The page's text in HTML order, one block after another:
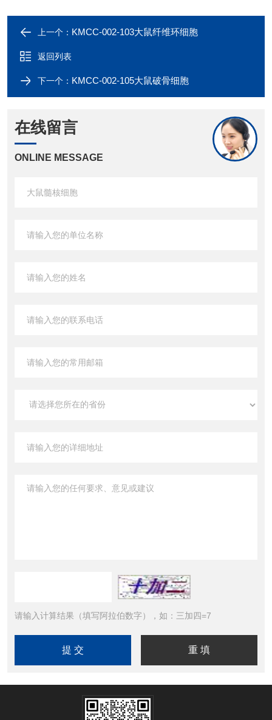
上一个： KMCC-002-103大鼠纤维环细胞
返回列表
下一个： KMCC-002-105大鼠破骨细胞
在线留言
ONLINE MESSAGE
请输入计算结果（填写阿拉伯数字），如：三加四=7